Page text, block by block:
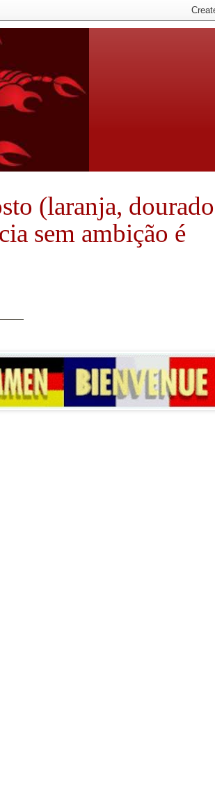
(laranja,
sem ambição é